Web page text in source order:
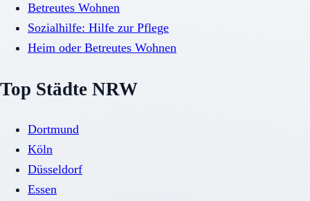
Betreutes Wohnen
Sozialhilfe: Hilfe zur Pflege
Heim oder Betreutes Wohnen
Top Städte NRW
Dortmund
Köln
Düsseldorf
Essen